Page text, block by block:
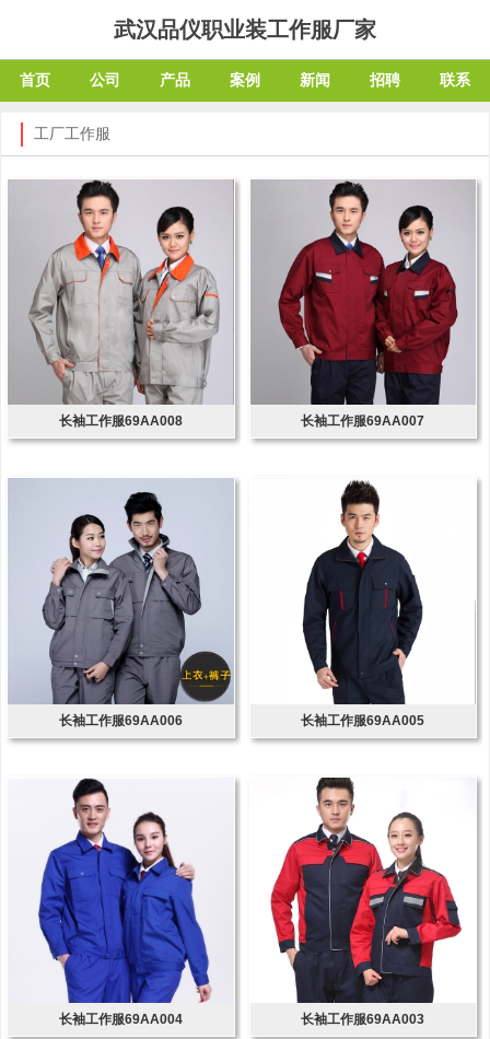
武汉品仪职业装工作服厂家
首页 公司 产品 案例 新闻 招聘 联系
工厂工作服
长袖工作服69AA008 长袖工作服69AA007
长袖工作服69AA006 长袖工作服69AA005
长袖工作服69AA004 长袖工作服69AA003